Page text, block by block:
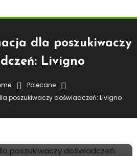
dla poszukiwaczy
Livigno
Polecane
poszukiwaczy doświadczeń: Livigno
serwisu
Dla